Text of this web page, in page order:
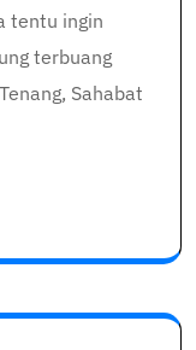
tentu ingin
terbuang
Sahabat